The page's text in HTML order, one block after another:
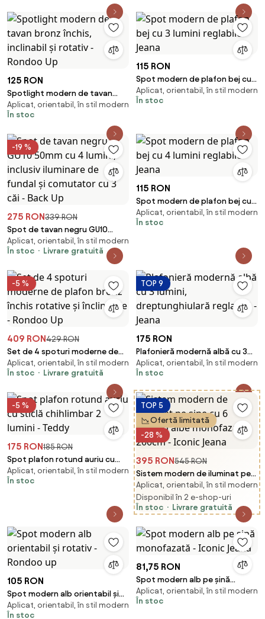
125 RON
Spotlight modern de tavan
bronz închis, inclinabil și rotativ
- Rondoo Up
Aplicat, orientabil, în stil modern
În stoc
115 RON
Spot modern de plafon bej cu 3
lumini reglabile - Jeana
Aplicat, orientabil, în stil modern
În stoc
-19 %
275 RON339 RON
Spot de tavan negru GU10
50mm cu 4 lumini, inclusiv
iluminare de fundal și
comutator cu 3 căi - Back Up
Aplicat, orientabil, în stil modern
În stoc
Livrare gratuită
115 RON
Spot modern de plafon bej cu
4 lumini reglabile - Jeana
Aplicat, orientabil, în stil modern
În stoc
-5 %
409 RON429 RON
Set de 4 spoturi moderne de
plafon bronz închis rotative și
înclinabile - Rondoo Up
Aplicat, orientabil, în stil modern
În stoc
Livrare gratuită
TOP 9
175 RON
Plafonieră modernă albă cu 3
lumini, dreptunghiulară
reglabilă - Jeana
Aplicat, orientabil, în stil modern
În stoc
-5 %
175 RON185 RON
Spot plafon rotund auriu cu
sticlă chihlimbar 2 lumini -
Teddy
Aplicat, orientabil, în stil modern
În stoc
TOP 5
Ofertă limitată
-28 %
395 RON545 RON
Sistem modern de iluminat pe
șine cu 6 spoturi albe
monofazate 200cm - Iconic
Jeana
Aplicat, orientabil, în stil modern
Disponibil în 2 e-shop-uri
În stoc
Livrare gratuită
105 RON
Spot modern alb orientabil și
rotativ - Rondoo up
Aplicat, orientabil, în stil modern
În stoc
81,75 RON
Spot modern alb pe șină
monofazată - Iconic Jeana
Aplicat, orientabil, în stil modern
În stoc